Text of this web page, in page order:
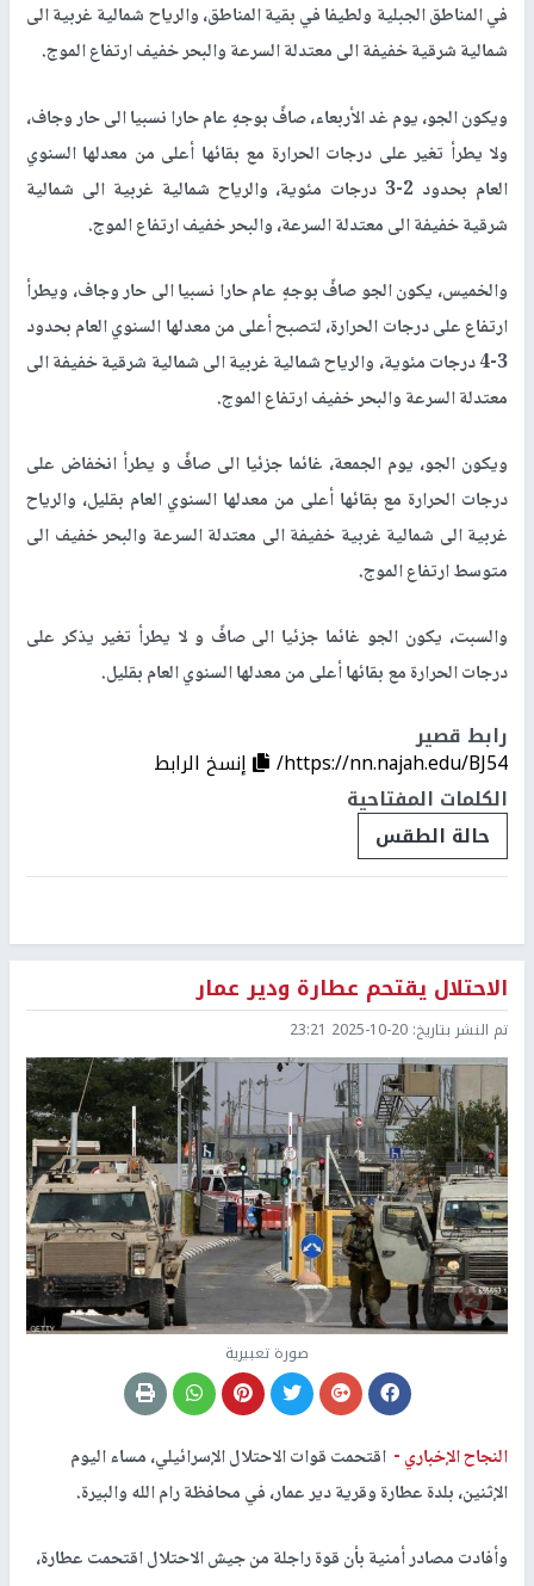
في المناطق الجبلية ولطيفا في بقية المناطق، والرياح شمالية غربية الى
شمالية شرقية خفيفة الى معتدلة السرعة والبحر خفيف ارتفاع الموج.
ويكون الجو، يوم غد الأربعاء، صافً بوجهٍ عام حارا نسبيا الى حار وجاف،
ولا يطرأ تغير على درجات الحرارة مع بقائها أعلى من معدلها السنوي
العام بحدود 2-3 درجات مئوية، والرياح شمالية غربية الى شمالية
شرقية خفيفة الى معتدلة السرعة، والبحر خفيف ارتفاع الموج.
والخميس، يكون الجو صافً بوجهٍ عام حارا نسبيا الى حار وجاف، ويطرأ
ارتفاع على درجات الحرارة، لتصبح أعلى من معدلها السنوي العام بحدود
3-4 درجات مئوية، والرياح شمالية غربية الى شمالية شرقية خفيفة الى
معتدلة السرعة والبحر خفيف ارتفاع الموج.
ويكون الجو، يوم الجمعة، غائما جزئيا الى صافً و يطرأ انخفاض على
درجات الحرارة مع بقائها أعلى من معدلها السنوي العام بقليل، والرياح
غربية الى شمالية غربية خفيفة الى معتدلة السرعة والبحر خفيف الى
متوسط ارتفاع الموج.
والسبت، يكون الجو غائما جزئيا الى صافً و لا يطرأ تغير يذكر على
درجات الحرارة مع بقائها أعلى من معدلها السنوي العام بقليل.
رابط قصير
https://nn.najah.edu/BJ54/
إنسخ الرابط
الكلمات المفتاحية
حالة الطقس
الاحتلال يقتحم عطارة ودير عمار
تم النشر بتاريخ: 2025-10-20 23:21
صورة تعبيرية
النجاح الإخباري - اقتحمت قوات الاحتلال الإسرائيلي، مساء اليوم
الإثنين، بلدة عطارة وقرية دير عمار، في محافظة رام الله والبيرة.
وأفادت مصادر أمنية بأن قوة راجلة من جيش الاحتلال اقتحمت عطارة،